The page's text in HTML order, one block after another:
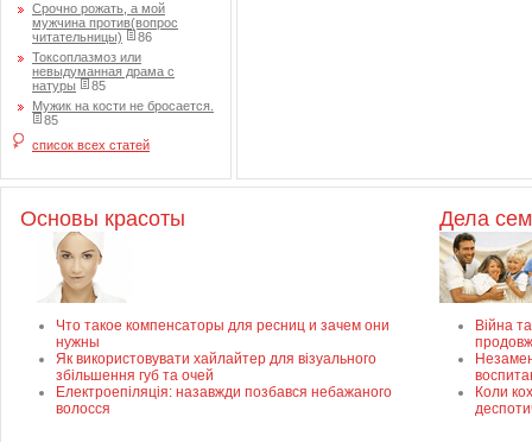
Срочно рожать, а мой
мужчина против(вопрос
читательницы)
86
Токсоплазмоз или
невыдуманная драма с
натуры
85
Мужик на кости не бросается.
85
список всех статей
Основы красоты
Что такое компенсаторы для ресниц и зачем они
нужны
Як використовувати хайлайтер для візуального
збільшення губ та очей
Електроепіляція: назавжди позбався небажаного
волосся
Дела
Війна
Коли